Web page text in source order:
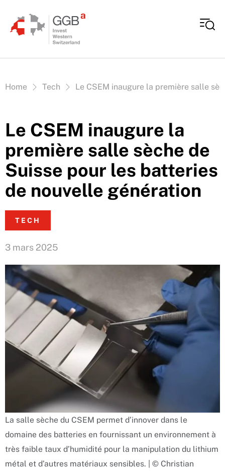
Vous êtes ici:
Home Tech Le CSEM inaugure la première salle
Le CSEM inaugure la
première salle sèche de
Suisse pour les batteries
de nouvelle génération
TECH
3 mars 2025
La salle sèche du CSEM permet d’innover dans le
domaine des batteries en fournissant un environnement à
très faible taux d’humidité pour la manipulation du lithium
métal et d’autres matériaux sensibles. | © Christian